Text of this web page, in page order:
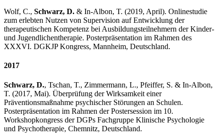
Wolf, C., Schwarz, D. & In-Albon, T. (2019, April). Onlinestudie
zum erlebten Nutzen von Supervision auf Entwicklung der
therapeutischen Kompetenz bei Ausbildungsteilnehmern der Kinder-
und Jugendlichentherapie. Posterpräsentation im Rahmen des
XXXVI. DGKJP Kongress, Mannheim, Deutschland.
2017
Schwarz, D., Tschan, T., Zimmermann, L., Pfeiffer, S. & In-Albon,
T. (2017, Mai). Überprüfung der Wirksamkeit einer
Präventionsmaßnahme psychischer Störungen an Schulen.
Posterpräsentation im Rahmen der Postersession im 10.
Workshopkongress der DGPs Fachgruppe Klinische Psychologie
und Psychotherapie, Chemnitz, Deutschland.